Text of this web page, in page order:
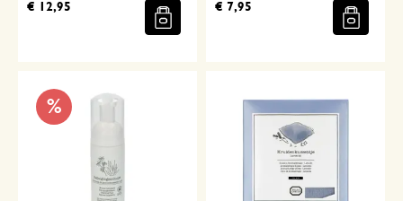
€ 12,95 € 7,95
%